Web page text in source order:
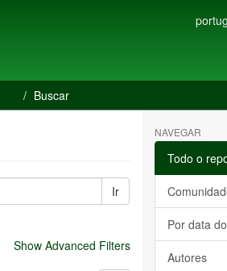
Buscar
Ir
Show Advanced Filters
NAVEGAR
Todo o
Por data
Autores